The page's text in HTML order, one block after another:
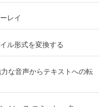
application.
choice for those of you
the leap over to
like this, you'll get to try out
in a safe sandboxed
install the OS natively.
just support Microsofts OS,
Ubuntu, Red Hat,
as well. Overall,
strong reliability,
it stand out from the
but you do get what
レイ
ル形式を変換する
な音声からテキストへの転